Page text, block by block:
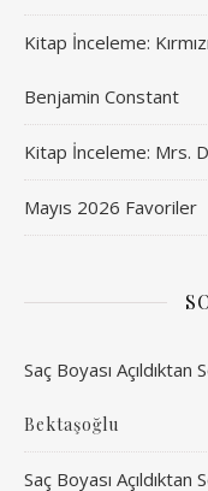
Kitap İnceleme:
Benjamin Constant
Kitap İnceleme: Mrs.
Mayıs 2026 Favoriler
Saç Boyası Açıldıktan
Bektaşoğlu
Saç Boyası Açıldıktan